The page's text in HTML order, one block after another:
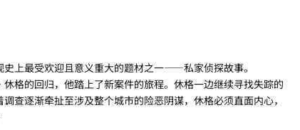
上最受欢迎且意义重大的题材之一——私家侦探故事。
的回归，他踏上了新案件的旅程。休格一边继续寻找失踪的
查逐渐牵扯至涉及整个城市的险恶阴谋，休格必须直面内心，